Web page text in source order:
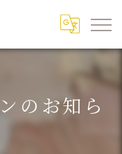
のお知ら